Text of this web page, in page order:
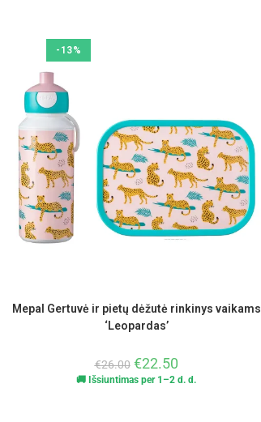
-13%
Mepal Gertuvė ir pietų dėžutė rinkinys vaikams
‘Leopardas’
€26.00 €22.50
🚚 Išsiuntimas per 1–2 d. d.